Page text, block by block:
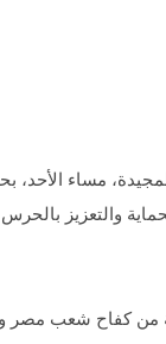
مكتب الاتصال العسكري المصري بالكويت بمناسبة الذكري
والتعزيز بالحرس
من كفاح شعب مصر